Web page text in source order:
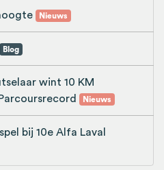
Nieuws
Blog
wint 10 KM
Nieuws
bij 10e Alfa Laval